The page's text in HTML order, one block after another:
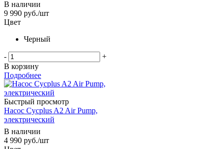
В наличии
9 990 руб./шт
Цвет
Черный
-
+
В корзину
Подробнее
Быстрый просмотр
Насос Cycplus A2 Air Pump,
электрический
В наличии
4 990 руб./шт